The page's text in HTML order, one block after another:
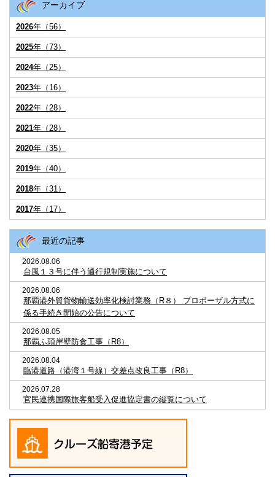
アーカイブ
2026年（56）
2025年（73）
2024年（25）
2023年（16）
2022年（28）
2021年（28）
2020年（35）
2019年（40）
2018年（31）
2017年（17）
最近の記事
2026.08.06
台風１３号に伴う通行規制実施について
2026.08.06
那覇港外貿貨物輸送効率化検討業務（R８） プロポーザル方式に
係る手続き開始の公告について
2026.08.05
那覇ふ頭岸壁防食工事（R8）
2026.08.04
臨港道路（港湾１号線）交差点改良工事（R8）
2026.07.28
官民連携国際旅客船受入促進協定書の縦覧について